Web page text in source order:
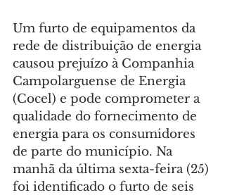
Um furto de equipamentos da
rede de distribuição de energia
causou prejuízo à Companhia
Campolarguense de Energia
(Cocel) e pode comprometer a
qualidade do fornecimento de
energia para os consumidores
de parte do município. Na
manhã da última sexta-feira (25)
foi identificado o furto de seis